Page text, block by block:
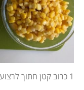
1 כרוב קטן חתוך לרצועות (או חצי כרוב גדול)